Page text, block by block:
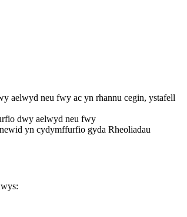
aelwyd neu fwy ac yn rhannu cegin, ystafell
dwy aelwyd neu fwy
yn cydymffurfio gyda Rheoliadau